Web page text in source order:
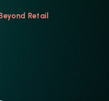
Retail